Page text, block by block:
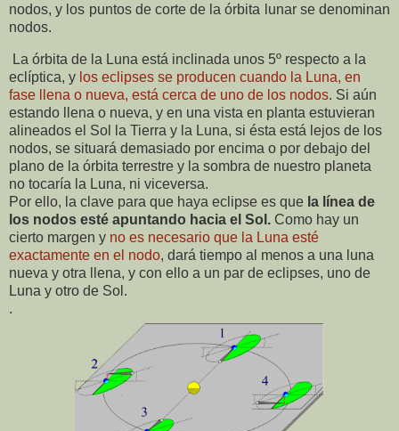
nodos, y los puntos de corte de la órbita lunar se denominan
nodos.
La órbita de la Luna está inclinada unos 5º respecto a la
eclíptica, y los eclipses se producen cuando la Luna, en
fase llena o nueva, está cerca de uno de los nodos. Si aún
estando llena o nueva, y en una vista en planta estuvieran
alineados el Sol la Tierra y la Luna, si ésta está lejos de los
nodos, se situará demasiado por encima o por debajo del
plano de la órbita terrestre y la sombra de nuestro planeta
no tocaría la Luna, ni viceversa.
Por ello, la clave para que haya eclipse es que la línea de
los nodos esté apuntando hacia el Sol. Como hay un
cierto margen y no es necesario que la Luna esté
exactamente en el nodo, dará tiempo al menos a una luna
nueva y otra llena, y con ello a un par de eclipses, uno de
Luna y otro de Sol.
.